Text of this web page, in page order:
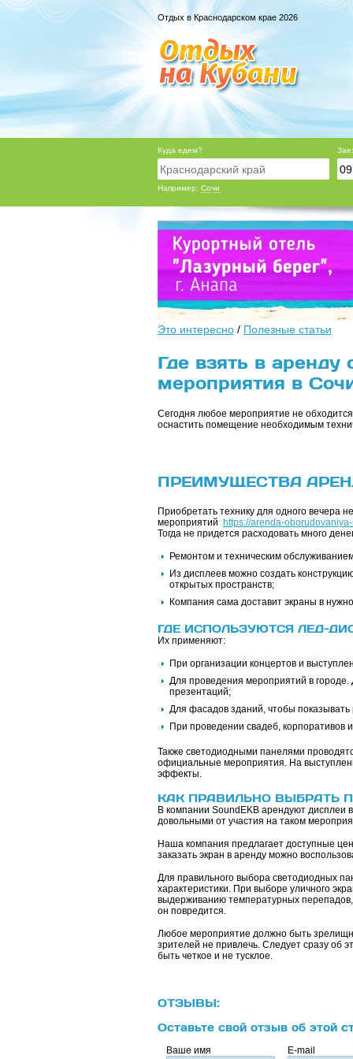
Отдых в Краснодарском крае 2026
Куда едем?
Например: Сочи
Это интересно/ Полезные статьи
Где взять в аренду
мероприятия в
Сегодня любое мероприятие не
оснастить помещение необходимым
ПРЕИМУЩЕСТВА
Приобретать технику для одного вечера
мероприятий
https://arenda-
Тогда не придется расходовать много
Ремонтом и техническим
Из дисплеев можно создать
открытых пространств;
Компания сама доставит экраны в
ГДЕ ИСПОЛЬЗУЮТСЯ ЛЕД-
Их применяют:
При организации концертов и
Для проведения мероприятий в
презентаций;
Для фасадов зданий, чтобы
При проведении свадеб, корпоративов
Также светодиодными панелями
официальные мероприятия. На
эффекты.
КАК ПРАВИЛЬНО ВЫБРАТЬ
В компании SoundEKB арендуют дисплеи
довольными от участия на таком
Наша компания предлагает доступные
заказать экран в аренду можно
Для правильного выбора светодиодных
характеристики. При выборе уличного
выдерживанию температурных перепадов,
он повредится.
Любое мероприятие должно быть
зрителей не привлечь. Следует сразу об
быть четкое и не тусклое.
ОТЗЫВЫ:
Оставьте свой отзыв об этой
Ваше имя E-mail